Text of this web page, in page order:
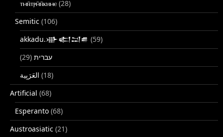
ⲧⲙⲛ̄ⲧⲣⲙ̄ⲛ̄ⲕⲏⲙⲉ (28)
Semitic (106)
akkadu.𒀝𒅗𒁺𒌑 (59)
עברית (29)
(18)
Artificial (68)
Esperanto (68)
Austroasiatic (21)